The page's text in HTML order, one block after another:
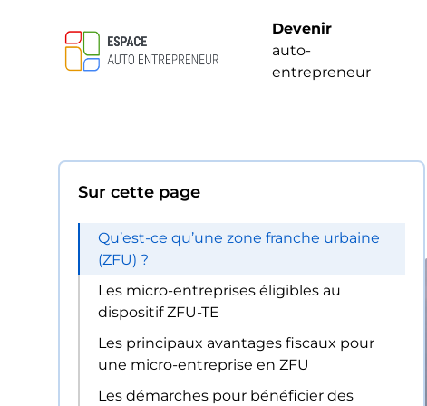
Devenir
auto-
entrepreneur
Sur cette page
Qu’est-ce qu’une zone franche urbaine
(ZFU) ?
Les micro-entreprises éligibles au
dispositif ZFU-TE
Les principaux avantages fiscaux pour
une micro-entreprise en ZFU
Les démarches pour bénéficier des